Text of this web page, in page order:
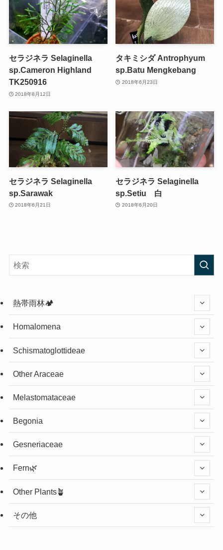
セラジネラ Selaginella
sp.Cameron Highland
TK250916
2018年8月12日
タキミシダ Antrophyum
sp.Batu Mengkebang
2018年6月23日
セラジネラ Selaginella
sp.Sarawak
2018年6月21日
セラジネラ Selaginella
sp.Setiu 白
2018年6月20日
熱帯雨林🏕️
Homalomena
Schismatoglottideae
Other Araceae
Melastomataceae
Begonia
Gesneriaceae
Fern🌿
Other Plants🪴
その他